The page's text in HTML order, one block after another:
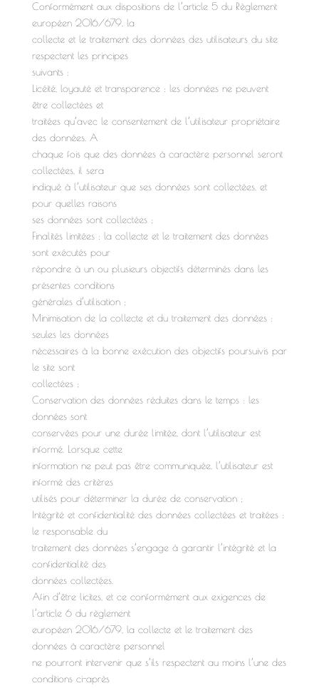
Conformément aux dispositions de l’article 5 du Règlement
européen 2016/679, la
collecte et le traitement des données des utilisateurs du site
respectent les principes
suivants :
Licéité, loyauté et transparence : les données ne peuvent
être collectées et
traitées qu’avec le consentement de l’utilisateur propriétaire
des données. A
chaque fois que des données à caractère personnel seront
collectées, il sera
indiqué à l’utilisateur que ses données sont collectées, et
pour quelles raisons
ses données sont collectées ;
Finalités limitées : la collecte et le traitement des données
sont exécutés pour
répondre à un ou plusieurs objectifs déterminés dans les
présentes conditions
générales d’utilisation ;
Minimisation de la collecte et du traitement des données :
seules les données
nécessaires à la bonne exécution des objectifs poursuivis par
le site sont
collectées ;
Conservation des données réduites dans le temps : les
données sont
conservées pour une durée limitée, dont l’utilisateur est
informé. Lorsque cette
information ne peut pas être communiquée, l’utilisateur est
informé des critères
utilisés pour déterminer la durée de conservation ;
Intégrité et confidentialité des données collectées et traitées :
le responsable du
traitement des données s’engage à garantir l’intégrité et la
confidentialité des
données collectées.
Afin d’être licites, et ce conformément aux exigences de
l’article 6 du règlement
européen 2016/679, la collecte et le traitement des
données à caractère personnel
ne pourront intervenir que s’ils respectent au moins l’une des
conditions ci-après